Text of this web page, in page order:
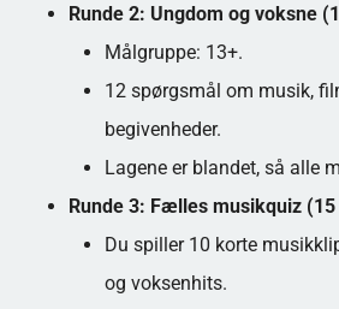
Runde 2: Ungdom og voksne
Målgruppe: 13+.
12 spørgsmål om musik,
begivenheder.
Lagene er blandet, så alle
Runde 3: Fælles musikquiz
Du spiller 10 korte
og voksenhits.